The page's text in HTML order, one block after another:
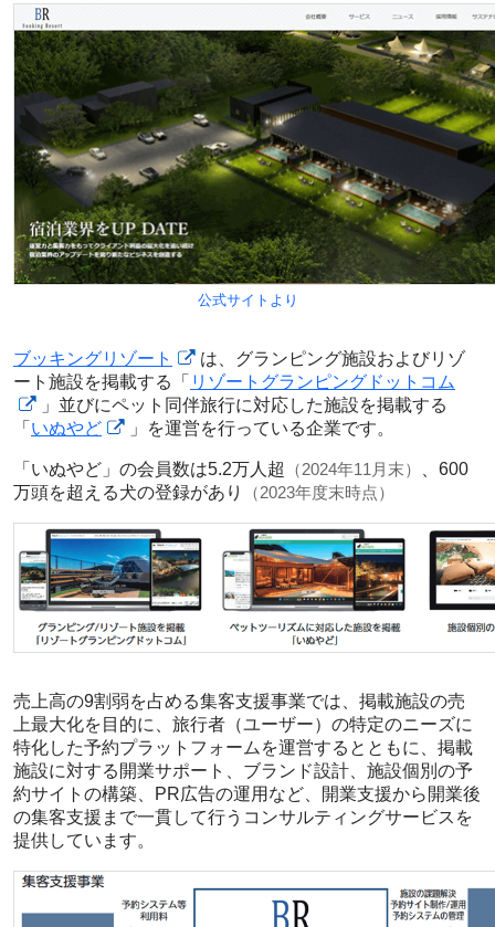
公式サイトより
ブッキングリゾート
は、グランピング施設およびリゾ
ート施設を掲載する「 リゾートグランピングドットコム
」並びにペット同伴旅行に対応した施設を掲載する
「 いぬやど 」を運営を行っている企業です。
「いぬやど」の会員数は5.2万人超 （2024年11月末）
、600
万頭を超える犬の登録があり
（2023年度末時点）
売上高の9割弱を占める集客支援事業では、掲載施設の売
上最大化を目的に、旅行者（ユーザー）の特定のニーズに
特化した予約プラットフォームを運営するとともに、掲載
施設に対する開業サポート、ブランド設計、施設個別の予
約サイトの構築、PR広告の運用など、開業支援から開業後
の集客支援まで一貫して行うコンサルティングサービスを
提供しています。